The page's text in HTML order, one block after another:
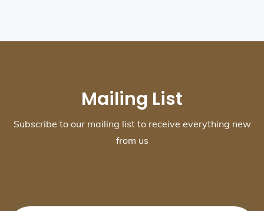
Mailing List
Subscribe to our mailing list to receive everything new
from us